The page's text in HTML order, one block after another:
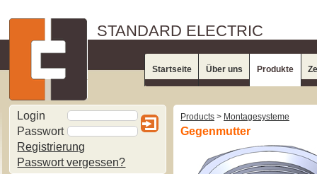
STANDARD ELECTRIC
Startseite Über uns Produkte
Login
Passwort
Registrierung
Passwort vergessen?
Products > Montagesysteme
Gegenmutter